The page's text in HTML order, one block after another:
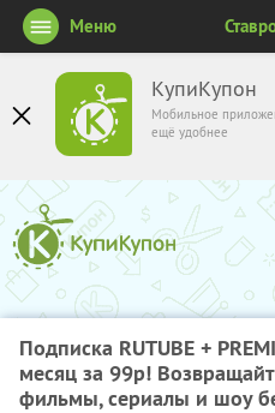
КупиКупон
Мобильное
ещё удобнее
Меню
Подписка RUTUBE +
месяц за 99р!
фильмы, сериалы и шоу